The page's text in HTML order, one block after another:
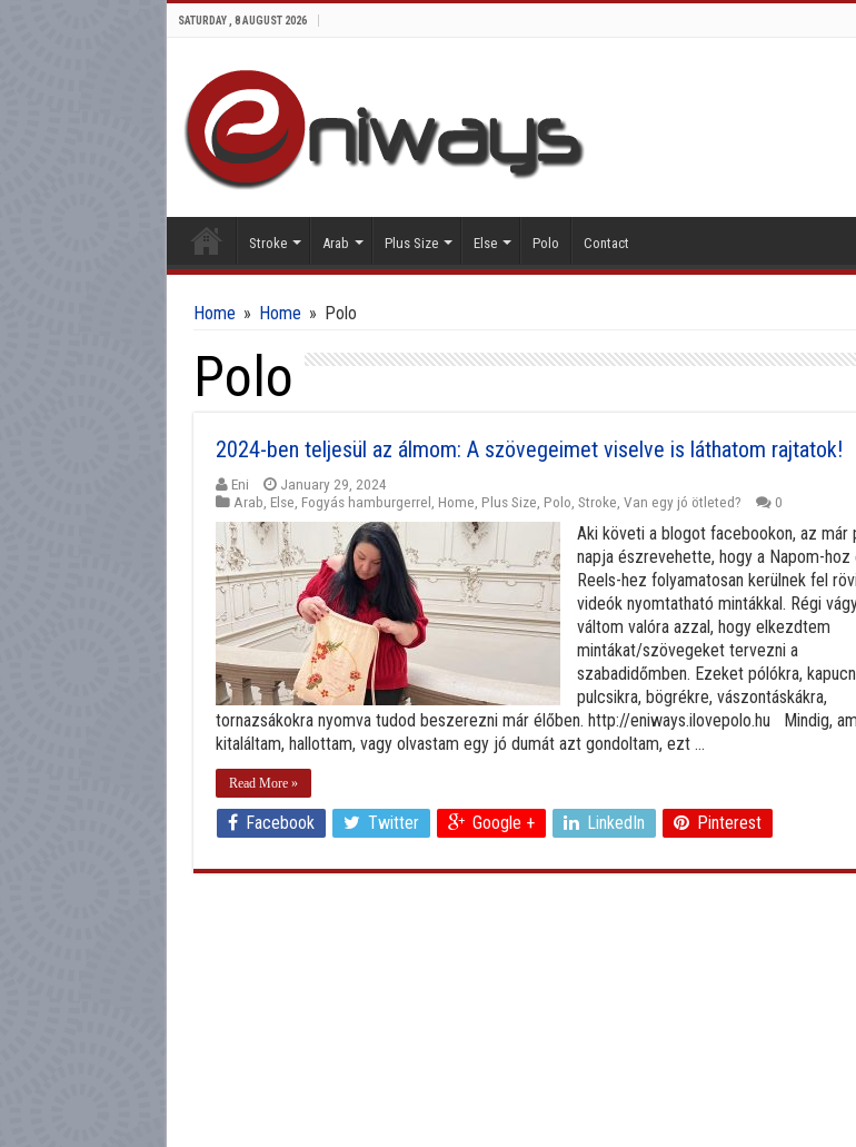
SATURDAY , 8 AUGUST 2026
Stroke Arab Plus Size Else Polo Contact
Home » Home » Polo
Polo
2024-ben teljesül az álmom: A szövegeimet viselve is láthatom rajtatok!
Eni
January 29, 2024
Arab Else Fogyás hamburgerrel Home Plus Size Polo Stroke Van egy jó ötleted? 0
Aki követi a blogot facebookon, az már
napja észrevehette, hogy a Napom-hoz
Reels-hez folyamatosan kerülnek fel
videók nyomtatható mintákkal. Régi
váltom valóra azzal, hogy elkezdtem
mintákat/szövegeket tervezni a
szabadidőmben. Ezeket pólókra,
pulcsikra, bögrékre, vászontáskákra,
tornazsákokra nyomva tudod beszerezni már élőben. http://eniways.ilovepolo.hu Mindig,
kitaláltam, hallottam, vagy olvastam egy jó dumát azt gondoltam, ezt ...
Read More »
Facebook Twitter Google + LinkedIn Pinterest